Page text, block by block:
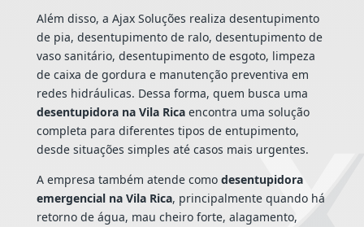
Além disso, a Ajax Soluções realiza desentupimento
de pia, desentupimento de ralo, desentupimento de
vaso sanitário, desentupimento de esgoto, limpeza
de caixa de gordura e manutenção preventiva em
redes hidráulicas. Dessa forma, quem busca uma
desentupidora na Vila Ricaencontra uma solução
completa para diferentes tipos de entupimento,
desde situações simples até casos mais urgentes.
A empresa também atende como desentupidora
emergencial na Vila Rica, principalmente quando há
retorno de água, mau cheiro forte, alagamento,